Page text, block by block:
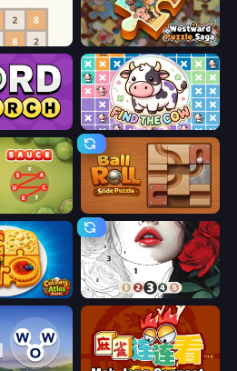
Westward Puzzle Saga
Find The Cow
Numicolor